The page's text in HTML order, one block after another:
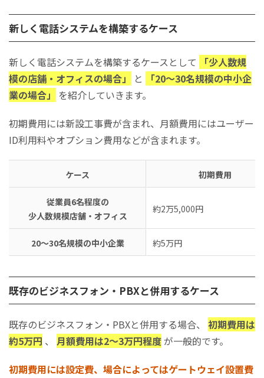
新しく電話システムを構築するケース
新しく電話システムを構築するケースとして
「少人数規
模の店舗・オフィスの場合」
と
「20～30名規模の中小企
業の場合」
を紹介していきます。
初期費用には新設工事費が含まれ、月額費用にはユーザー
ID利用料やオプション費用などが含まれます。
ケース 初期費用
従業員6名程度の
少人数規模店舗・オフィス
約2万5,000円
20～30名規模の中小企業 約5万円
既存のビジネスフォン・PBXと併用するケース
既存のビジネスフォン・PBXと併用する場合、 初期費用は
約5万円 、 月額費用は2～3万円程度が一般的です。
初期費用には設定費、場合によってはゲートウェイ設置費